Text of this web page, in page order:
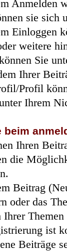
Anmelden
sie sich
Einloggen
weitere
Sie
Ihrer
Profil
Ihrem
beim
Ihren
die
Beitrag
oder das
Ihrer
ist
Beiträge